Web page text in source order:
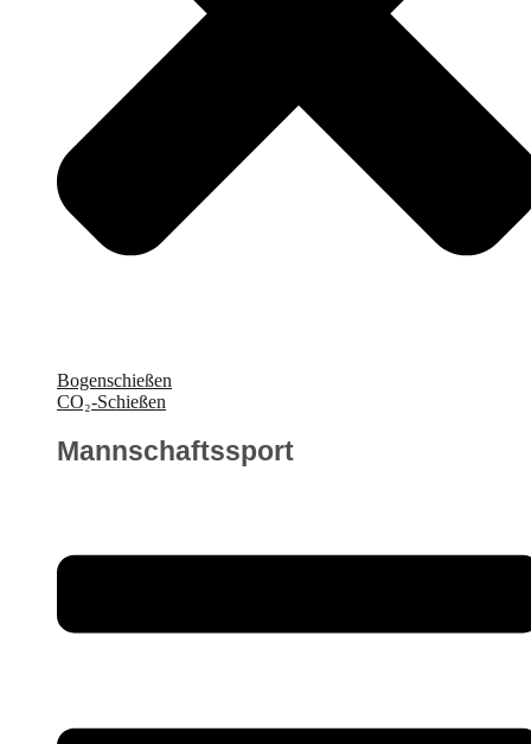
Bogenschießen
CO₂-Schießen
Mannschaftssport